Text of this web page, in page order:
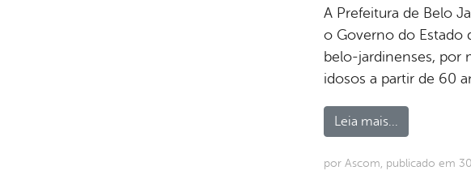
A Prefeitura de Belo
o Governo do Estado
belo-jardinenses, por
idosos a partir de 60
Leia mais...
por Ascom, publicado em